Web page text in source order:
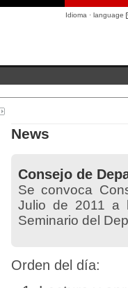
Idioma · language
News
Consejo de
Se convoca
Julio de 2011 a
Seminario del
Orden del día: